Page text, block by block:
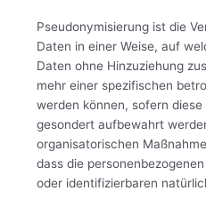
Pseudonymisierung ist die
Daten in einer Weise, auf
Daten ohne Hinzuziehung
mehr einer spezifischen
werden können, sofern
gesondert aufbewahrt
organisatorischen
dass die
oder identifizierbaren